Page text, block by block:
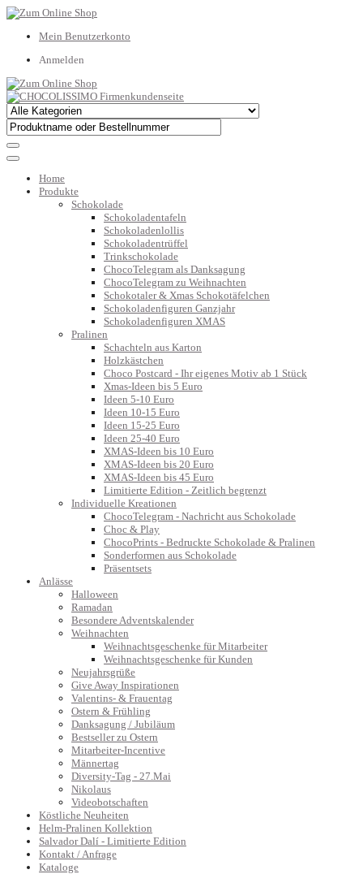
Mein Benutzerkonto
Anmelden
Home
Produkte
Schokolade
Schokoladentafeln
Schokoladenlollis
Schokoladentrüffel
Trinkschokolade
ChocoTelegram als Danksagung
ChocoTelegram zu Weihnachten
Schokotaler & Xmas Schokotäfelchen
Schokoladenfiguren Ganzjahr
Schokoladenfiguren XMAS
Pralinen
Schachteln aus Karton
Holzkästchen
Choco Postcard - Ihr eigenes Motiv ab 1 Stück
Xmas-Ideen bis 5 Euro
Ideen 5-10 Euro
Ideen 10-15 Euro
Ideen 15-25 Euro
Ideen 25-40 Euro
XMAS-Ideen bis 10 Euro
XMAS-Ideen bis 20 Euro
XMAS-Ideen bis 45 Euro
Limitierte Edition - Zeitlich begrenzt
Individuelle Kreationen
ChocoTelegram - Nachricht aus Schokolade
Choc & Play
ChocoPrints - Bedruckte Schokolade & Pralinen
Sonderformen aus Schokolade
Präsentsets
Anlässe
Halloween
Ramadan
Besondere Adventskalender
Weihnachten
Weihnachtsgeschenke für Mitarbeiter
Weihnachtsgeschenke für Kunden
Neujahrsgrüße
Give Away Inspirationen
Valentins- & Frauentag
Ostern & Frühling
Danksagung / Jubiläum
Bestseller zu Ostern
Mitarbeiter-Incentive
Männertag
Diversity-Tag - 27.Mai
Nikolaus
Videobotschaften
Köstliche Neuheiten
Helm-Pralinen Kollektion
Salvador Dalí - Limitierte Edition
Kontakt / Anfrage
Kataloge